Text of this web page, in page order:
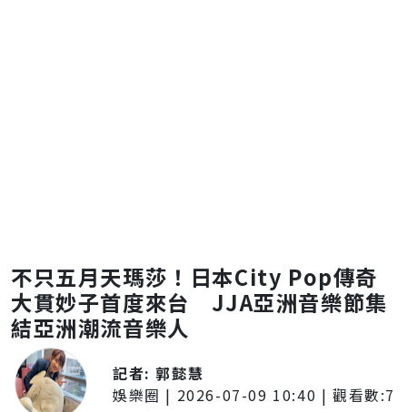
不只五月天瑪莎！日本City Pop傳奇
大貫妙子首度來台 JJA亞洲音樂節集
結亞洲潮流音樂人
記者:郭懿慧
娛樂圈 | 2026-07-09 10:40 | 觀看數:7